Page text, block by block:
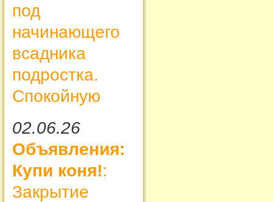
под
начинающего
всадника
подростка.
Спокойную
02.06.26
Объявления:
Купи коня!:
Закрытие